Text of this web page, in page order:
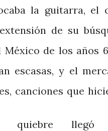
la guitarra, el
de su
de los años
escasas, y el
canciones que
quiebre